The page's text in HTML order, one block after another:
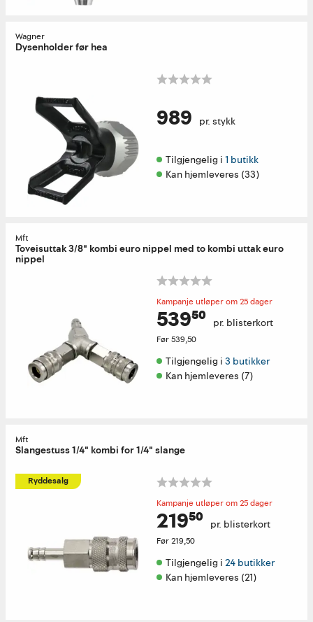
Wagner
Dysenholder før hea
989 pr. stykk
Tilgjengelig i 1 butikk
Kan hjemleveres (33)
Mft
Toveisuttak 3/8" kombi euro nippel med to kombi uttak euro
nippel
Kampanje utløper om 25 dager
539⁵⁰ pr. blisterkort
Før539,50
Tilgjengelig i 3 butikker
Kan hjemleveres (7)
Mft
Slangestuss 1/4" kombi for 1/4" slange
Ryddesalg
Kampanje utløper om 25 dager
219⁵⁰ pr. blisterkort
Før219,50
Tilgjengelig i 24 butikker
Kan hjemleveres (21)